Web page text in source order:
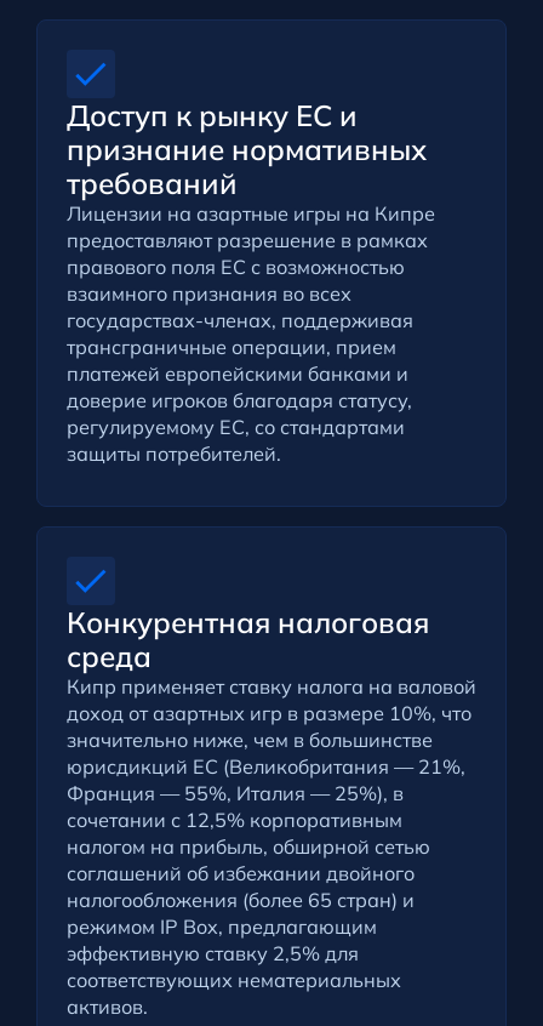
Доступ к рынку ЕС и
признание нормативных
требований
Лицензии на азартные игры на Кипре
предоставляют разрешение в рамках
правового поля ЕС с возможностью
взаимного признания во всех
государствах-членах, поддерживая
трансграничные операции, прием
платежей европейскими банками и
доверие игроков благодаря статусу,
регулируемому ЕС, со стандартами
защиты потребителей.
Конкурентная налоговая
среда
Кипр применяет ставку налога на валовой
доход от азартных игр в размере 10%, что
значительно ниже, чем в большинстве
юрисдикций ЕС (Великобритания — 21%,
Франция — 55%, Италия — 25%), в
сочетании с 12,5% корпоративным
налогом на прибыль, обширной сетью
соглашений об избежании двойного
налогообложения (более 65 стран) и
режимом IP Box, предлагающим
эффективную ставку 2,5% для
соответствующих нематериальных
активов.